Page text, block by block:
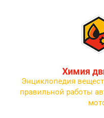
Химия
Энциклопедия
правильной работы